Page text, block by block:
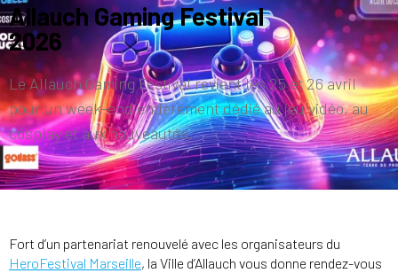
Allauch Gaming Festival
2026
Le Allauch Gaming Festival revient les 25 et 26 avril
pour un week-end entièrement dédié au jeu vidéo, au
cosplay et aux nouveautés.
Fort d’un partenariat renouvelé avec les organisateurs du
HeroFestival Marseille, la Ville d’Allauch vous donne rendez-vous